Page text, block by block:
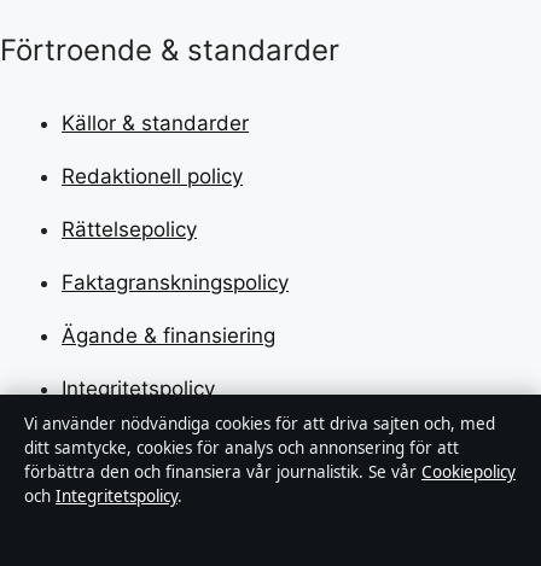
Förtroende & standarder
Källor & standarder
Redaktionell policy
Rättelsepolicy
Faktagranskningspolicy
Ägande & finansiering
Integritetspolicy
Cookiepolicy
Kändisar & integritet
Vi använder nödvändiga cookies för att driva sajten och, med
ditt samtycke, cookies för analys och annonsering för att
förbättra den och finansiera vår journalistik. Se vår Cookiepolicy
och Integritetspolicy.